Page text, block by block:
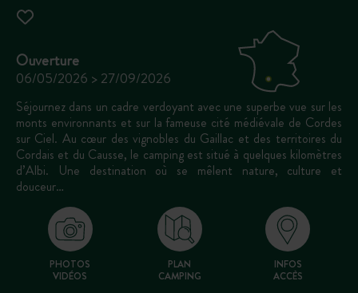
Ouverture
06/05/2026 > 27/09/2026
Séjournez dans un cadre verdoyant avec une superbe vue sur les
monts environnants et sur la fameuse cité médiévale de Cordes
sur Ciel. Au cœur des vignobles du Gaillac et des territoires du
Cordais et du Causse, le camping est situé à quelques kilomètres
d’Albi. Une destination où se mêlent nature, culture et
douceur…
PHOTOS
VIDÉOS
PLAN
CAMPING
INFOS
ACCÈS